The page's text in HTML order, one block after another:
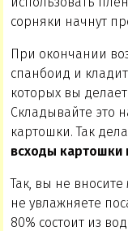
сорняки начнут
При окончании
спанбоид и
которых вы
Складывайте это
картошки. Так
всходы картошки
Так, вы не
не увлажняете
80% состоит из